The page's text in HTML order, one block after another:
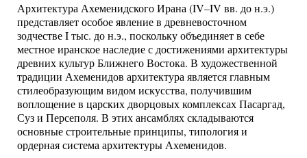
Архитектура Ахеменидского Ирана (IV–IV вв. до н.э.)
представляет особое явление в древневосточном
зодчестве I тыс. до н.э., поскольку объединяет в себе
местное иранское наследие с достижениями архитектуры
древних культур Ближнего Востока. В художественной
традиции Ахеменидов архитектура является главным
стилеобразующим видом искусства, получившим
воплощение в царских дворцовых комплексах Пасаргад,
Суз и Персеполя. В этих ансамблях складываются
основные строительные принципы, типология и
ордерная система архитектуры Ахеменидов.